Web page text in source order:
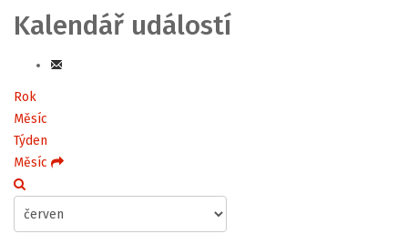
Kalendář událostí
Rok
Měsíc
Týden
Měsíc